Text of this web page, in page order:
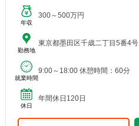
年収
300～500万円
勤務地
東京都墨田区千歳二丁目5番4号
就業時間
9:00～18:00 休憩時間：60分
休日
年間休日120日